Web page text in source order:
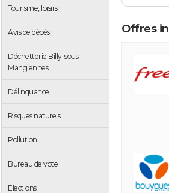
Tourisme, loisirs
Avis de décès
Déchetterie Billy-sous-
Mangiennes
Délinquance
Risques naturels
Pollution
Bureau de vote
Elections
Offres